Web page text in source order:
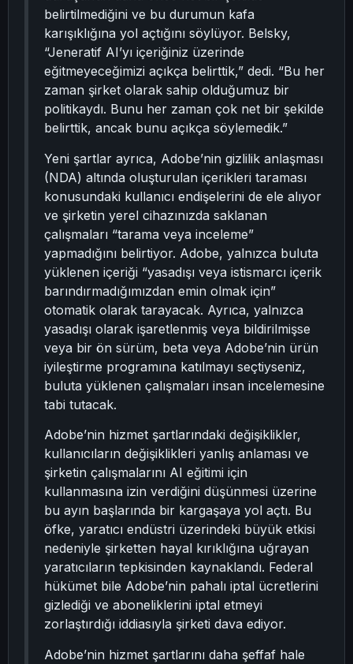
belirtilmediğini ve bu durumun kafa
karışıklığına yol açtığını söylüyor. Belsky,
“Jeneratif AI’yı içeriğiniz üzerinde
eğitmeyeceğimizi açıkça belirttik,” dedi. “Bu her
zaman şirket olarak sahip olduğumuz bir
politikaydı. Bunu her zaman çok net bir şekilde
belirttik, ancak bunu açıkça söylemedik.”
Yeni şartlar ayrıca, Adobe’nin gizlilik anlaşması
(NDA) altında oluşturulan içerikleri taraması
konusundaki kullanıcı endişelerini de ele alıyor
ve şirketin yerel cihazınızda saklanan
çalışmaları “tarama veya inceleme”
yapmadığını belirtiyor. Adobe, yalnızca buluta
yüklenen içeriği “yasadışı veya istismarcı içerik
barındırmadığımızdan emin olmak için”
otomatik olarak tarayacak. Ayrıca, yalnızca
yasadışı olarak işaretlenmiş veya bildirilmişse
veya bir ön sürüm, beta veya Adobe’nin ürün
iyileştirme programına katılmayı seçtiyseniz,
buluta yüklenen çalışmaları insan incelemesine
tabi tutacak.
Adobe’nin hizmet şartlarındaki değişiklikler,
kullanıcıların değişiklikleri yanlış anlaması ve
şirketin çalışmalarını AI eğitimi için
kullanmasına izin verdiğini düşünmesi üzerine
bu ayın başlarında bir kargaşaya yol açtı. Bu
öfke, yaratıcı endüstri üzerindeki büyük etkisi
nedeniyle şirketten hayal kırıklığına uğrayan
yaratıcıların tepkisinden kaynaklandı. Federal
hükümet bile Adobe’nin pahalı iptal ücretlerini
gizlediği ve aboneliklerini iptal etmeyi
zorlaştırdığı iddiasıyla şirketi dava ediyor.
Adobe’nin hizmet şartlarını daha şeffaf hale